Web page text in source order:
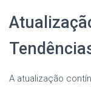
A atualização